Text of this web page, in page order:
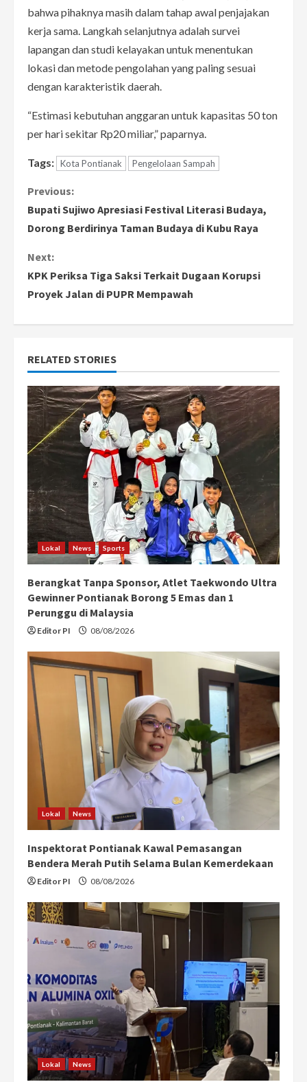
bahwa pihaknya masih dalam tahap awal penjajakan
kerja sama. Langkah selanjutnya adalah survei
lapangan dan studi kelayakan untuk menentukan
lokasi dan metode pengolahan yang paling sesuai
dengan karakteristik daerah.
“Estimasi kebutuhan anggaran untuk kapasitas 50 ton
per hari sekitar Rp20 miliar,” paparnya.
Tags: Kota Pontianak Pengelolaan Sampah
C
o
n
t
u
e
R
e
a
d
i
n
g
Previous:
Bupati Sujiwo Apresiasi Festival Literasi Budaya,
Dorong Berdirinya Taman Budaya di Kubu Raya
Next:
KPK Periksa Tiga Saksi Terkait Dugaan Korupsi
Proyek Jalan di PUPR Mempawah
RELATED STORIES
Lokal News Sports
Berangkat Tanpa Sponsor, Atlet Taekwondo Ultra
Gewinner Pontianak Borong 5 Emas dan 1
Perunggu di Malaysia
Editor PI 08/08/2026
Lokal News
Inspektorat Pontianak Kawal Pemasangan
Bendera Merah Putih Selama Bulan Kemerdekaan
Editor PI 08/08/2026
Lokal News